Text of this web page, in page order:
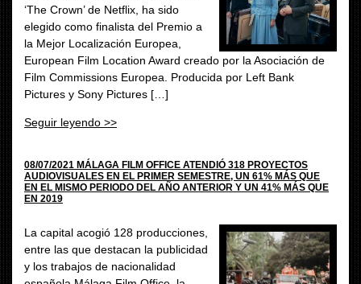
‘The Crown’ de Netflix, ha sido
elegido como finalista del Premio a
la Mejor Localización Europea,
European Film Location Award creado por la Asociación de
Film Commissions Europea. Producida por Left Bank
Pictures y Sony Pictures […]
Seguir leyendo >>
08/07/2021 MÁLAGA FILM OFFICE ATENDIÓ 318 PROYECTOS
AUDIOVISUALES EN EL PRIMER SEMESTRE, UN 61% MÁS QUE
EN EL MISMO PERIODO DEL AÑO ANTERIOR Y UN 41% MÁS QUE
EN 2019
La capital acogió 128 producciones,
entre las que destacan la publicidad
y los trabajos de nacionalidad